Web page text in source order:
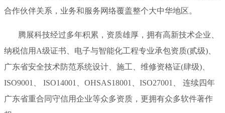
合作伙伴关系，业务和服务网络覆盖整个大中华地区。
腾展科技经过多年积累，资质雄厚，拥有高新技术企业、
纳税信用A级证书、电子与智能化工程专业承包资质(贰级)、
广东省安全技术防范系统设计、施工、维修资格证(肆级)、
ISO9001、 ISO14001、OHSAS18001、ISO27001、 连续四年
广东省重合同守信用企业等众多资质，更拥有众多软件著作